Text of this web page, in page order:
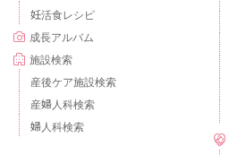
妊活食レシピ
成長アルバム
施設検索
産後ケア施設検索
産婦人科検索
婦人科検索